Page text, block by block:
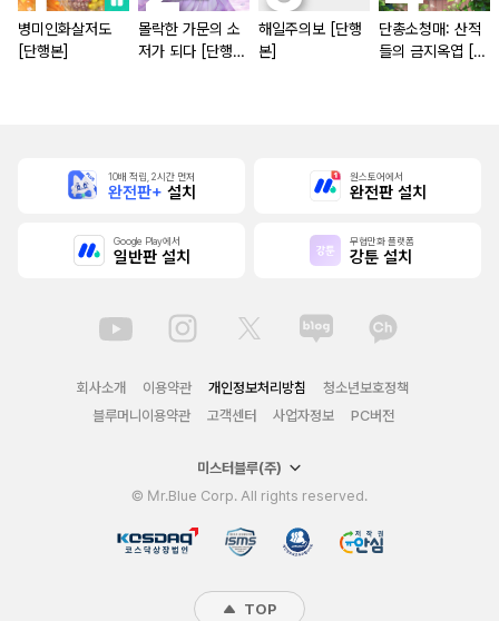
병미인화살저도
[단행본]
몰락한 가문의 소
저가 되다 [단행
해일주의보 [단행
본]
단총소청매: 산적
들의 금지옥엽 [단
10배 적립, 2시간 먼저
완전판+ 설치
원스토어에서
완전판 설치
Google Play에서
일반판 설치
무협만화 플랫폼
강툰 설치
회사소개 이용약관 개인정보처리방침
청소년보호정책
블루머니이용약관
고객센터 사업자정보 PC버전
미스터블루(주)
© Mr.Blue Corp. All rights reserved.
TOP